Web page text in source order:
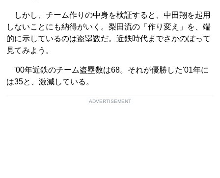
しかし、チーム作りの中身を検証すると、中田翔を起用
しないことにも納得がいく。梨田流の「作り変え」を、端
的に示しているのは盗塁数だ。近鉄時代までさかのぼって
見てみよう。
'00年近鉄のチーム盗塁数は68。それが優勝した'01年に
は35と、激減している。
ADVERTISEMENT